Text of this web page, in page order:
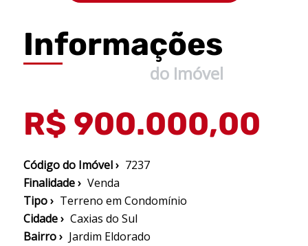
Informações
do Imóvel
R$ 900.000,00
Código do Imóvel › 7237
Finalidade › Venda
Tipo › Terreno em Condomínio
Cidade › Caxias do Sul
Bairro › Jardim Eldorado